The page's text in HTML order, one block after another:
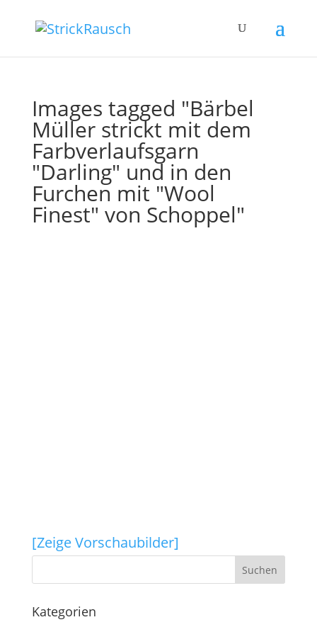
Images tagged "Bärbel
Müller strickt mit dem
Farbverlaufsgarn
"Darling" und in den
Furchen mit "Wool
Finest" von Schoppel"
[Zeige Vorschaubilder]
Kategorien